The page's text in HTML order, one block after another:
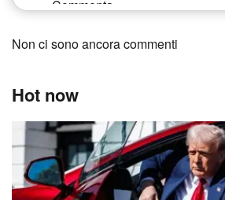
Non ci sono ancora commenti
Hot now